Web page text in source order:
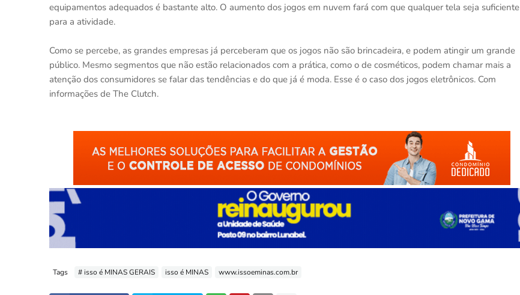
equipamentos adequados é bastante alto. O aumento dos jogos em nuvem fará com que qualquer tela seja suficiente
para a atividade.
Como se percebe, as grandes empresas já perceberam que os jogos não são brincadeira, e podem atingir um grande
público. Mesmo segmentos que não estão relacionados com a prática, como o de cosméticos, podem chamar mais a
atenção dos consumidores se falar das tendências e do que já é moda. Esse é o caso dos jogos eletrônicos. Com
informações de The Clutch.
Tags # isso é MINAS GERAIS isso é MINAS www.issoeminas.com.br